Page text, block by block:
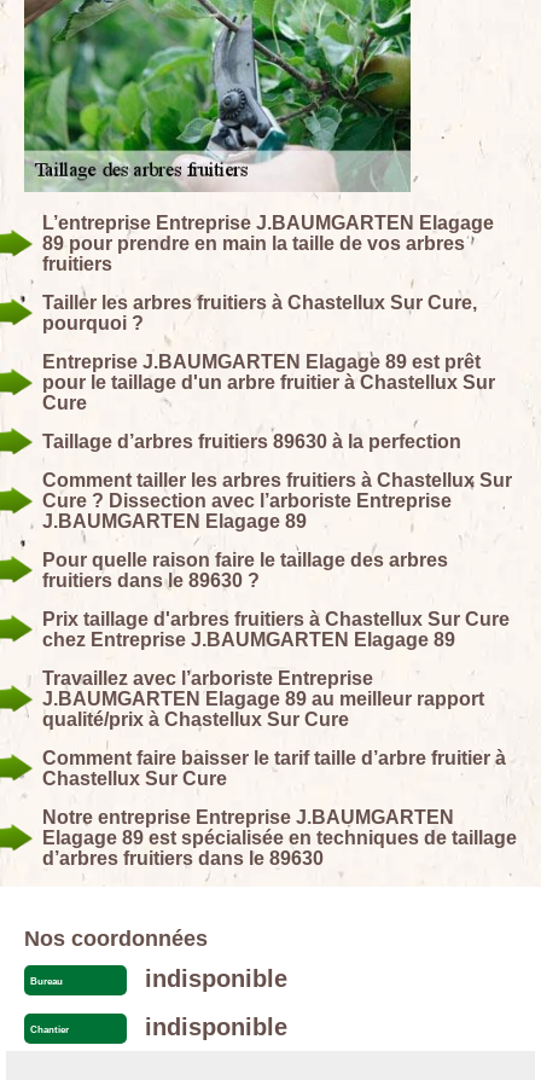
L’entreprise Entreprise J.BAUMGARTEN Elagage
89 pour prendre en main la taille de vos arbres
fruitiers
Tailler les arbres fruitiers à Chastellux Sur Cure,
pourquoi ?
Entreprise J.BAUMGARTEN Elagage 89 est prêt
pour le taillage d'un arbre fruitier à Chastellux Sur
Cure
Taillage d’arbres fruitiers 89630 à la perfection
Comment tailler les arbres fruitiers à Chastellux Sur
Cure ? Dissection avec l’arboriste Entreprise
J.BAUMGARTEN Elagage 89
Pour quelle raison faire le taillage des arbres
fruitiers dans le 89630 ?
Prix taillage d'arbres fruitiers à Chastellux Sur Cure
chez Entreprise J.BAUMGARTEN Elagage 89
Travaillez avec l’arboriste Entreprise
J.BAUMGARTEN Elagage 89 au meilleur rapport
qualité/prix à Chastellux Sur Cure
Comment faire baisser le tarif taille d’arbre fruitier à
Chastellux Sur Cure
Notre entreprise Entreprise J.BAUMGARTEN
Elagage 89 est spécialisée en techniques de taillage
d’arbres fruitiers dans le 89630
Nos coordonnées
Bureau indisponible
Chantier indisponible